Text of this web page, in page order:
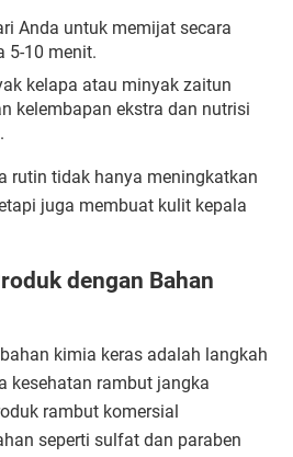
Anda untuk memijat secara
5-10 menit.
kelapa atau minyak zaitun
kelembapan ekstra dan nutrisi
rutin tidak hanya meningkatkan
juga membuat kulit kepala
dengan Bahan
kimia keras adalah langkah
kesehatan rambut jangka
rambut komersial
seperti sulfat dan paraben